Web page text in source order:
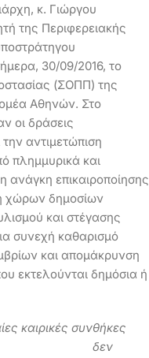
κ. Γιώργου
της Περιφερειακής
30/09/2016, το
(ΣΟΠΠ) της
Αθηνών. Στο
οι δράσεις
αντιμετώπιση
πλημμυρικά και
ανάγκη επικαιροποίησης
χώρων δημοσίων
και στέγασης
συνεχή καθαρισμό
και απομάκρυνση
εκτελούνται δημόσια ή
καιρικές συνθήκες
δεν